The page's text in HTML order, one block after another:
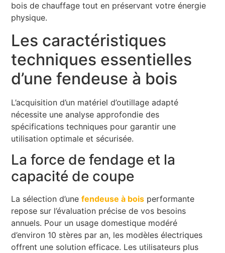
bois de chauffage tout en préservant votre énergie
physique.
Les caractéristiques
techniques essentielles
d’une fendeuse à bois
L’acquisition d’un matériel d’outillage adapté
nécessite une analyse approfondie des
spécifications techniques pour garantir une
utilisation optimale et sécurisée.
La force de fendage et la
capacité de coupe
La sélection d’unefendeuse à bois performante
repose sur l’évaluation précise de vos besoins
annuels. Pour un usage domestique modéré
d’environ 10 stères par an, les modèles électriques
offrent une solution efficace. Les utilisateurs plus